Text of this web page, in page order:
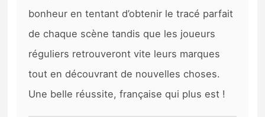
bonheur en tentant d’obtenir le tracé parfait
de chaque scène tandis que les joueurs
réguliers retrouveront vite leurs marques
tout en découvrant de nouvelles choses.
Une belle réussite, française qui plus est !